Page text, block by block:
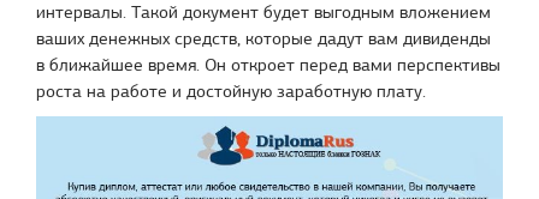
интервалы. Такой документ будет выгодным вложением
ваших денежных средств, которые дадут вам дивиденды
в ближайшее время. Он откроет перед вами перспективы
роста на работе и достойную заработную плату.